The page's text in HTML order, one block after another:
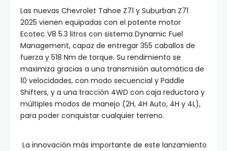
Las nuevas Chevrolet Tahoe Z71 y Suburban Z71
2025 vienen equipadas con el potente motor
Ecotec V8 5.3 litros con sistema Dynamic Fuel
Management, capaz de entregar 355 caballos de
fuerza y 518 Nm de torque. Su rendimiento se
maximiza gracias a una transmisión automática de
10 velocidades, con modo secuencial y Paddle
Shifters, y a una tracción 4WD con caja reductora y
múltiples modos de manejo (2H, 4H Auto, 4H y 4L),
para poder conquistar cualquier terreno.
La innovación más importante de este lanzamiento